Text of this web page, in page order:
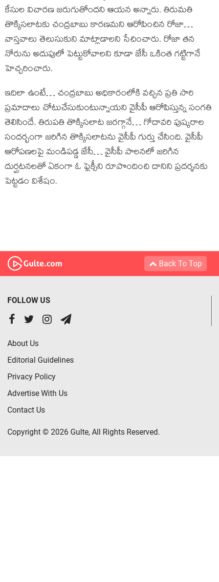
కేసుల విచారణ జరుగుతోందని ఆయన అన్నారు. తిరుమతి
తొక్కిసలాటకు చంద్రబాబు కారణమని ఆరోపించిన రోజా…
వాస్తవాలు తెలుసుకుని మాట్లాడాలని సేచించారు. రోజా తన
నోరును అదుపులో పెట్టుకోవాలని కూడా జేసీ ఒకింత గట్టిగానే
హెచ్చరించారు.
ఇదిలా ఉంటే… చంద్రబాబు అధికారంలోకి వచ్చిన ప్రతి సారి
ప్రమాదాలు చోటుచేసుకుంటున్నాయని వైసీపీ ఆరోపిస్తున్న సంగతి
తెలిసిందే. తిరుపతి తొక్కిసలాట జరగ్గానే… గోదావరి పుష్కరాల
సందర్భంగా జరిగిన తొక్కిసలాటను వైసీపీ గుర్తు చేసింది. వైసీపీ
ఆరోపణలపై మండిపడ్డ జేసీ… వైసీపీ పాలనలో జరిగిన
దుర్ఘటనలతో ఏకంగా ఓ ఫ్లెక్సీని రూపొందించి దానిని ప్రదర్శనకు
పెట్టడం విశేషం.
Back To Top
FOLLOW US
About Us
Editorial Guidelines
Privacy Policy
Advertise With Us
Contact Us
Copyright © 2026 Gulte, All Rights Reserved.